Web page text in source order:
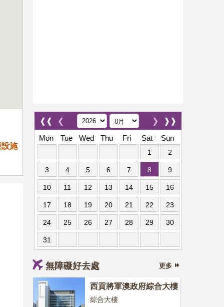
施
❰❰ ❮ ❱❱
❯
Mon
Tue Wed Thu Fri Sat Sun
1 2
3 4 5 6 7 8 9
10 11 12 13 14 15 16
17 18 19 20 21 22 23
24 25 26 27 28 29 30
31
無障礙好去處 更多
西貢將軍澳政府綜合大樓
綜合大樓